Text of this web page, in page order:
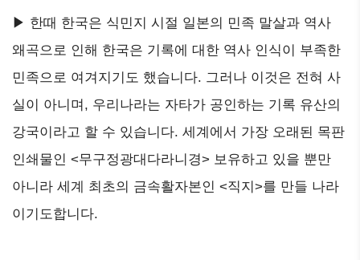
▶ 한때 한국은 식민지 시절 일본의 민족 말살과 역사
왜곡으로 인해 한국은 기록에 대한 역사 인식이 부족한
민족으로 여겨지기도 했습니다. 그러나 이것은 전혀 사
실이 아니며, 우리나라는 자타가 공인하는 기록 유산의
강국이라고 할 수 있습니다. 세계에서 가장 오래된 목판
인쇄물인 <무구정광대다라니경> 보유하고 있을 뿐만
아니라 세계 최초의 금속활자본인 <직지>를 만들 나라
이기도합니다.